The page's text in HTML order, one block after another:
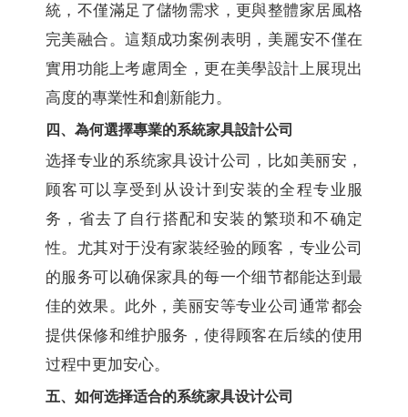
統，不僅滿足了儲物需求，更與整體家居風格
完美融合。這類成功案例表明，美麗安不僅在
實用功能上考慮周全，更在美學設計上展現出
高度的專業性和創新能力。
四、為何選擇專業的系統家具設計公司
选择专业的系统家具设计公司，比如美丽安，
顾客可以享受到从设计到安装的全程专业服
务，省去了自行搭配和安装的繁琐和不确定
性。尤其对于没有家装经验的顾客，专业公司
的服务可以确保家具的每一个细节都能达到最
佳的效果。此外，美丽安等专业公司通常都会
提供保修和维护服务，使得顾客在后续的使用
过程中更加安心。
五、如何选择适合的系统家具设计公司